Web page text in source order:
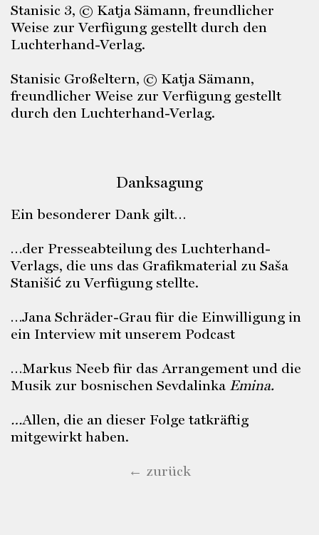
Stanisic 3, © Katja Sämann, freundlicher
Weise zur Verfügung gestellt durch den
Luchterhand-Verlag.
Stanisic Großeltern, © Katja Sämann,
freundlicher Weise zur Verfügung gestellt
durch den Luchterhand-Verlag.
Danksagung
Ein besonderer Dank gilt…
…der Presseabteilung des Luchterhand-
Verlags, die uns das Grafikmaterial zu Saša
Stanišić zu Verfügung stellte.
…Jana Schräder-Grau für die Einwilligung in
ein Interview mit unserem Podcast
…Markus Neeb für das Arrangement und die
Musik zur bosnischen Sevdalinka Emina.
…Allen, die an dieser Folge tatkräftig
mitgewirkt haben.
← zurück